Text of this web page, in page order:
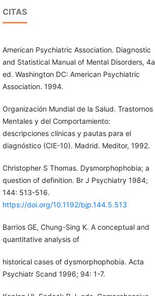
CITAS
American Psychiatric Association. Diagnostic
and Statistical Manual of Mental Disorders, 4a
ed. Washington DC: American Psychiatric
Association. 1994.
Organización Mundial de la Salud. Trastornos
Mentales y del Comportamiento:
descripciones clínicas y pautas para el
diagnóstico (CIE-10). Madrid. Meditor, 1992.
Christopher S Thomas. Dysmorphophobia; a
question of definition. Br J Psychiatry 1984;
144: 513-516.
https://doi.org/10.1192/bjp.144.5.513
Barrios GE, Chung-Sing K. A conceptual and
quantitative analysis of
historical cases of dysmorphophobia. Acta
Psychiatr Scand 1996; 94: 1-7.